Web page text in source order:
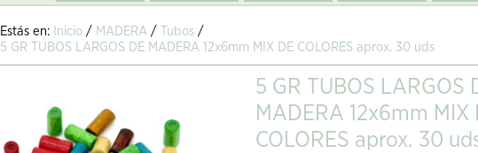
Estás en: Inicio / MADERA / Tubos /
5 GR TUBOS LARGOS DE MADERA 12x6mm MIX DE COLORES aprox. 30 uds
5 GR TUBOS LARGOS
MADERA 12x6mm MIX
COLORES aprox. 30